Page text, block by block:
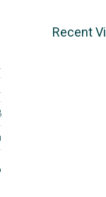
Recent